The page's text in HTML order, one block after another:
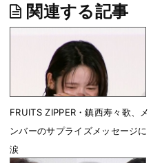
関連する記事
FRUITS ZIPPER・鎮西寿々歌、メ
ンバーのサプライズメッセージに
涙